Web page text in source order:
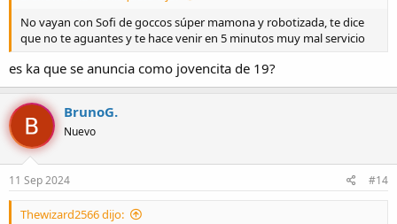
No vayan con Sofi de goccos súper mamona y robotizada, te dice
que no te aguantes y te hace venir en 5 minutos muy mal servicio
es ka que se anuncia como jovencita de 19?
BrunoG.
Nuevo
11 Sep 2024 #14
Thewizard2566 dijo: